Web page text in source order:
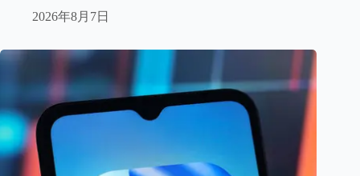
2026年8月7日